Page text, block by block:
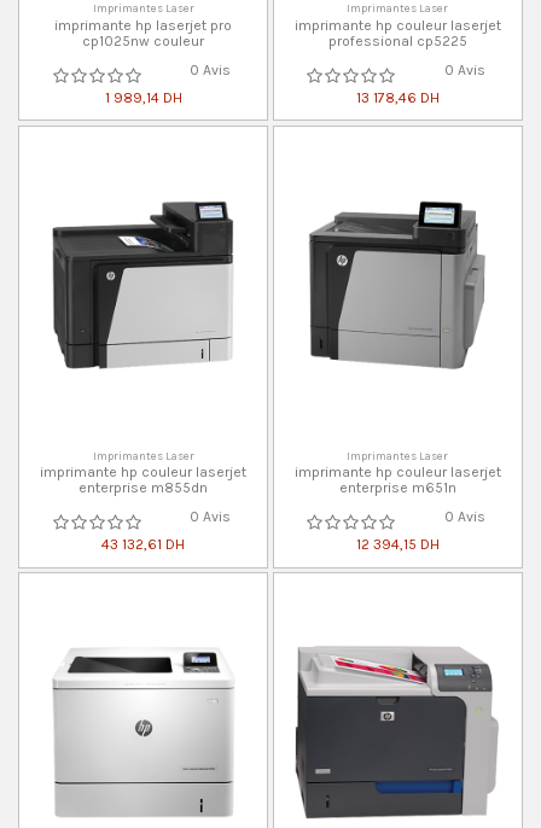
Imprimantes Laser
imprimante hp laserjet pro
cp1025nw couleur
0 Avis
1 989,14 DH
Imprimantes Laser
imprimante hp couleur laserjet
professional cp5225
0 Avis
13 178,46 DH
Imprimantes Laser
imprimante hp couleur laserjet
enterprise m855dn
0 Avis
43 132,61 DH
Imprimantes Laser
imprimante hp couleur laserjet
enterprise m651n
0 Avis
12 394,15 DH